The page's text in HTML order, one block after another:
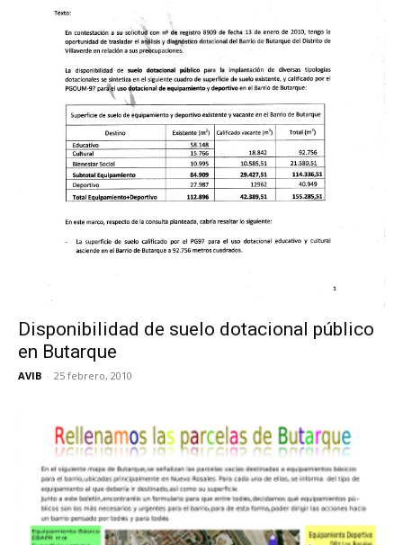
Disponibilidad de suelo dotacional público
en Butarque
AVIB - 25 febrero, 2010